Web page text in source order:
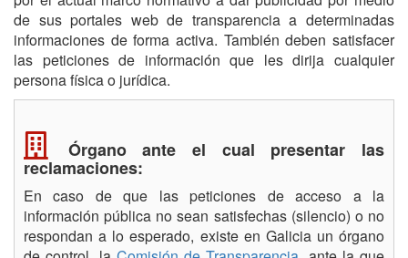
de sus portales web de transparencia a determinadas
informaciones de forma activa. También deben satisfacer
las peticiones de información que les dirija cualquier
persona física o jurídica.
Órgano ante el cual presentar las
reclamaciones:
En caso de que las peticiones de acceso a la
información pública no sean satisfechas (silencio) o no
respondan a lo esperado, existe en Galicia un órgano